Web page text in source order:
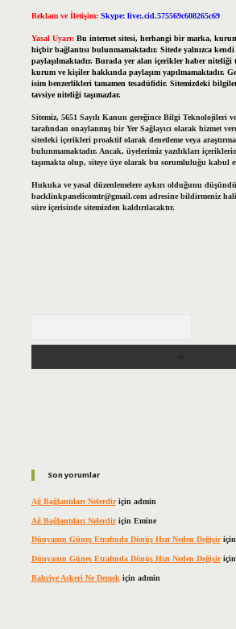
Reklam ve İletişim: Skype: live:.cid.575569c608265c69
Yasal Uyarı: Bu internet sitesi, herhangi bir marka,
hiçbir bağlantısı bulunmamaktadır. Sitede yalnızca kendi
paylaşılmaktadır. Burada yer alan içerikler haber niteliği
kurum ve kişiler hakkında paylaşım yapılmamaktadır.
isim benzerlikleri tamamen tesadüfidir. Sitemizdeki
tavsiye niteliği taşımazlar.
Sitemiz, 5651 Sayılı Kanun gereğince Bilgi Teknolojileri
tarafından onaylanmış bir Yer Sağlayıcı olarak hizmet
sitedeki içerikleri proaktif olarak denetleme veya
bulunmamaktadır. Ancak, üyelerimiz yazdıkları
taşımakta olup, siteye üye olarak bu sorumluluğu kabul
Hukuka ve yasal düzenlemelere aykırı olduğunu
backlinkpanelicomtr@gmail.comadresine bildirmeniz
süre içerisinde sitemizden kaldırılacaktır.
Son yorumlar
Ağ Bağlantıları Nelerdiriçin admin
Ağ Bağlantıları Nelerdiriçin Emine
Dünyanın Güneş Etrafında Dönüş Hızı Neden Değişiriçin
Dünyanın Güneş Etrafında Dönüş Hızı Neden Değişiriçin
Bahriye Askeri Ne Demek için admin